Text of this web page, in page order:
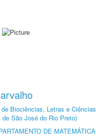
Biociências, Letras e Ciências
São José do Rio Preto)
DE MATEMÁTICA